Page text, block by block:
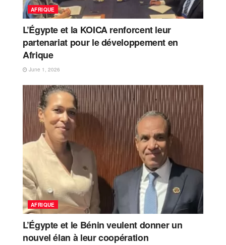
AFRIQUE
L’Égypte et la KOICA renforcent leur
partenariat pour le développement en
Afrique
June 1, 2026
AFRIQUE
L’Égypte et le Bénin veulent donner un
nouvel élan à leur coopération